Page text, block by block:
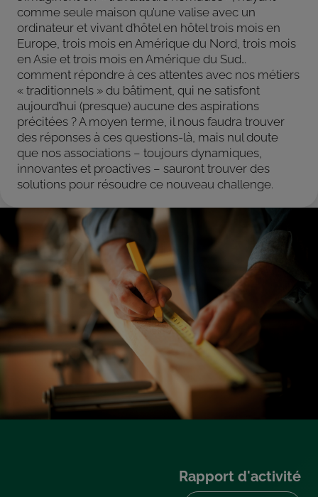
comme seule maison qu’une valise avec un
ordinateur et vivant d’hôtel en hôtel trois mois en
Europe, trois mois en Amérique du Nord, trois mois
en Asie et trois mois en Amérique du Sud…
comment répondre à ces attentes avec nos métiers
« traditionnels » du bâtiment, qui ne satisfont
aujourd’hui (presque) aucune des aspirations
précitées ? A moyen terme, il nous faudra trouver
des réponses à ces questions-là, mais nul doute
que nos associations – toujours dynamiques,
innovantes et proactives – sauront trouver des
solutions pour résoudre ce nouveau challenge.
Rapport d'activité